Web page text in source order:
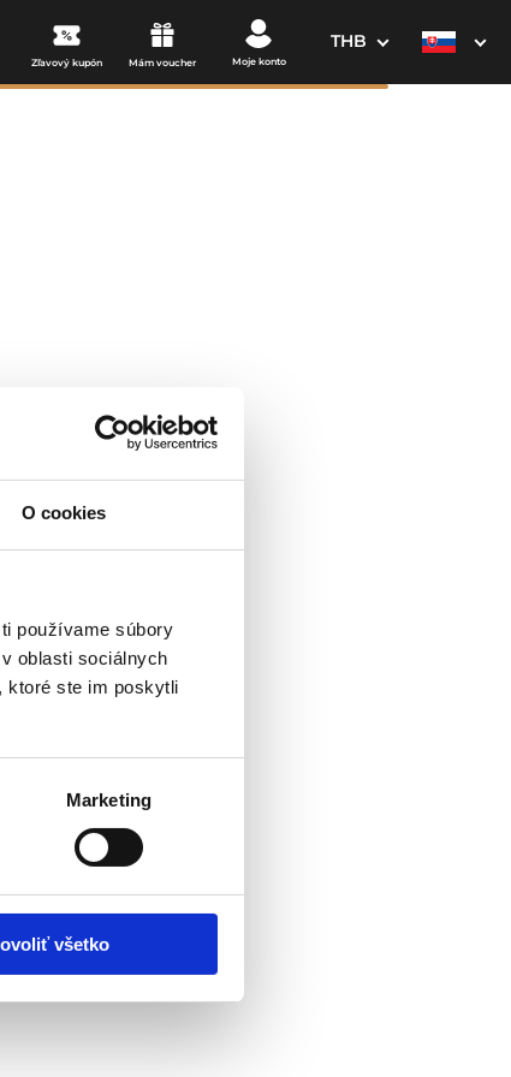
O cookies
používame súbory
oblasti sociálnych
ktoré ste im poskytli
Marketing
všetko
THB
Moje konto
Mám voucher
Zľavový kupón